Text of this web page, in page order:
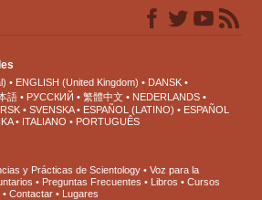
ENGLISH (United Kingdom)
DANSK
語 РУССКИЙ 繁體中文
NEDERLANDS
SVENSKA ESPAÑOL (LATINO)
ESPAÑOL
ITALIANO PORTUGUÊS
y Prácticas de Scientology
Voz para la
Preguntas Frecuentes Libros
Cursos
Contactar Lugares